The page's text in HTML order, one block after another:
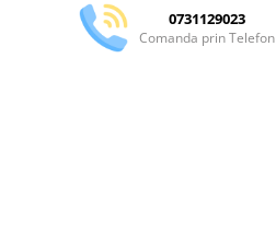
0731129023
Comanda prin Telefon